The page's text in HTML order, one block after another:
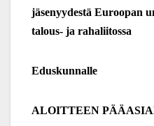
jäsenyydestä Euroopan
talous- ja rahaliitossa
Eduskunnalle
ALOITTEEN PÄÄ